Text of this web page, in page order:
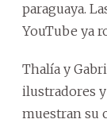
paraguaya.
YouTube ya
Thalía y
ilustradores
muestran su